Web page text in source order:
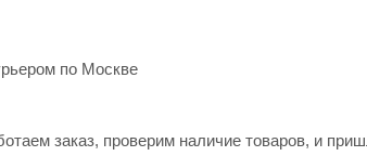
по Москве
заказ, проверим наличие товаров, и